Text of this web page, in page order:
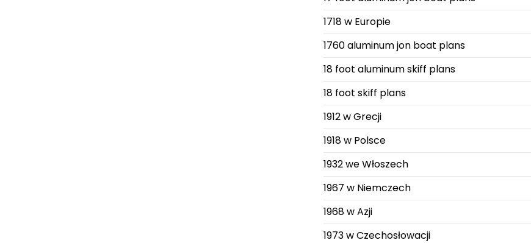
1718 w Europie
1760 aluminum jon boat plans
18 foot aluminum skiff plans
18 foot skiff plans
1912 w Grecji
1918 w Polsce
1932 we Włoszech
1967 w Niemczech
1968 w Azji
1973 w Czechosłowacji